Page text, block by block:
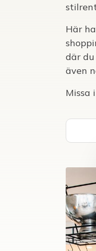
Här
där
även
Missa
för kl...